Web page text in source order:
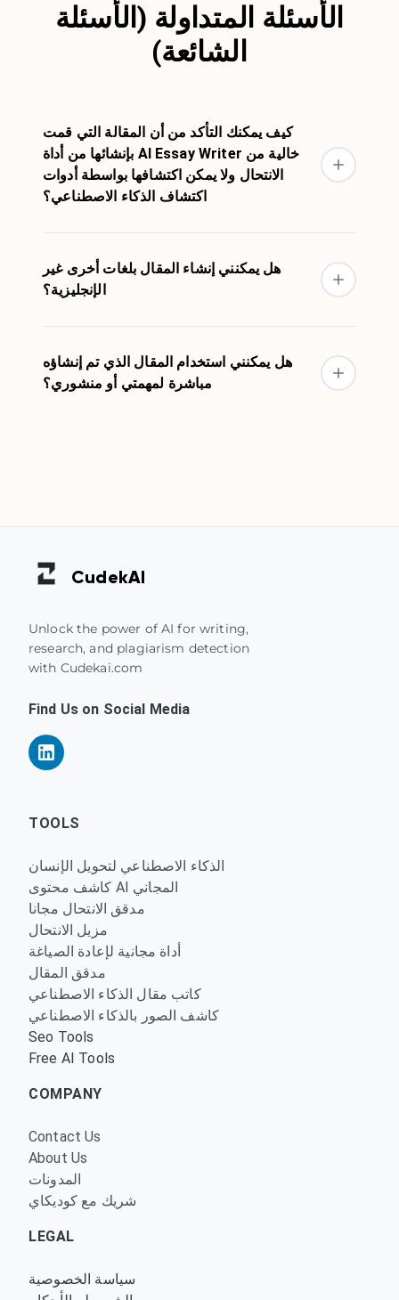
الأسئلة المتداولة (الأسئلة
الشائعة)
كيف يمكنك التأكد من أن المقالة التي قمت
بإنشائها من أداة AI Essay Writer خالية من
الانتحال ولا يمكن اكتشافها بواسطة أدوات
اكتشاف الذكاء الاصطناعي؟
هل يمكنني إنشاء المقال بلغات أخرى غير
الإنجليزية؟
هل يمكنني استخدام المقال الذي تم إنشاؤه
مباشرة لمهمتي أو منشوري؟
CudekAI
Unlock the power of AI for writing,
research, and plagiarism detection
with Cudekai.com
Find Us on Social Media
TOOLS
الذكاء الاصطناعي لتحويل الإنسان
كاشف محتوى AI المجاني
مدقق الانتحال مجانا
مزيل الانتحال
أداة مجانية لإعادة الصياغة
مدقق المقال
كاتب مقال الذكاء الاصطناعي
كاشف الصور بالذكاء الاصطناعي
Seo Tools
Free AI Tools
COMPANY
Contact Us
About Us
المدونات
شريك مع كوديكاي
LEGAL
سياسة الخصوصية